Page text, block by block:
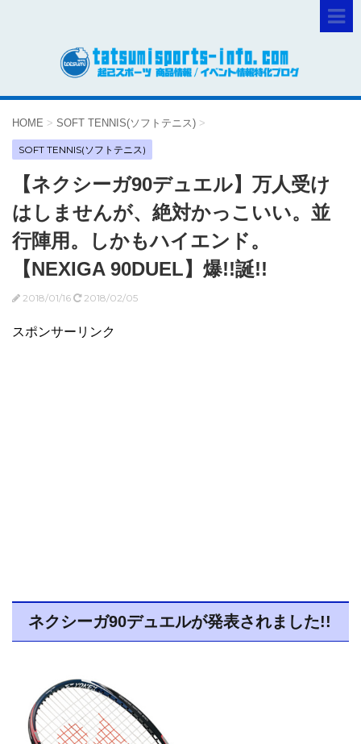
HOME > SOFT TENNIS(ソフトテニス) >
SOFT TENNIS(ソフトテニス)
【ネクシーガ90デュエル】万人受け
はしませんが、絶対かっこいい。並
行陣用。しかもハイエンド。
【NEXIGA 90DUEL】爆!!誕!!
2018/01/16 2018/02/05
スポンサーリンク
ネクシーガ90デュエルが発表されました!!